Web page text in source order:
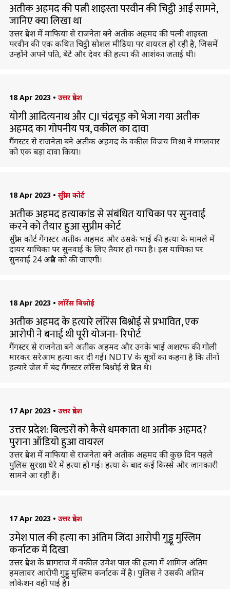
अतीक अहमद की पत्नी शाइस्ता परवीन की चिट्ठी आई सामने,
जानिए क्या लिखा था
उत्तर प्रदेश में माफिया से राजनेता बने अतीक अहमद की पत्नी शाइस्ता
परवीन की एक कथित चिट्ठी सोशल मीडिया पर वायरल हो रही है, जिसमें
उन्होंने अपने पति, बेटे और देवर की हत्या की आशंका जताई थी।
18 Apr 2023 • उत्तर प्रदेश
योगी आदित्यनाथ और CJI चंद्रचूड़ को भेजा गया अतीक
अहमद का गोपनीय पत्र, वकील का दावा
गैंगस्टर से राजनेता बने अतीक अहमद के वकील विजय मिश्रा ने मंगलवार
को एक बड़ा दावा किया।
18 Apr 2023 • सुप्रीम कोर्ट
अतीक अहमद हत्याकांड से संबंधित याचिका पर सुनवाई
करने को तैयार हुआ सुप्रीम कोर्ट
सुप्रीम कोर्ट गैंगस्टर अतीक अहमद और उसके भाई की हत्या के मामले में
दायर याचिका पर सुनवाई के लिए तैयार हो गया है। इस याचिका पर
सुनवाई 24 अप्रैल को की जाएगी।
18 Apr 2023 • लॉरेंस बिश्नोई
अतीक अहमद के हत्यारे लॉरेंस बिश्नोई से प्रभावित, एक
आरोपी ने बनाई थी पूरी योजना- रिपोर्ट
गैंगस्टर से राजनेता बने अतीक अहमद और उनके भाई अशरफ की गोली
मारकर सरेआम हत्या कर दी गई। NDTV के सूत्रों का कहना है कि तीनों
हत्यारे जेल में बंद गैंगस्टर लॉरेंस बिश्नोई से प्रेरित थे।
17 Apr 2023 • उत्तर प्रदेश
उत्तर प्रदेश: बिल्डरों को कैसे धमकाता था अतीक अहमद?
पुराना ऑडियो हुआ वायरल
उत्तर प्रदेश में माफिया से राजनेता बने अतीक अहमद की कुछ दिन पहले
पुलिस सुरक्षा घेरे में हत्या हो गई। हत्या के बाद कई किस्से और जानकारी
सामने आ रही हैं।
17 Apr 2023 • उत्तर प्रदेश
उमेश पाल की हत्या का अंतिम जिंदा आरोपी गुड्डू मुस्लिम
कर्नाटक में दिखा
उत्तर प्रदेश के प्रयागराज में वकील उमेश पाल की हत्या में शामिल अंतिम
हमलावर आरोपी गुड्डू मुस्लिम कर्नाटक में है। पुलिस ने उसकी अंतिम
लोकेशन वहीं पाई है।